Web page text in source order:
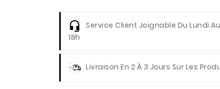
Service Client Joignable Du Lundi
18h
Livraison En 2 À 3 Jours Sur Les